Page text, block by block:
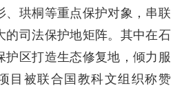
、珙桐等重点保护对象，串联
的司法保护地矩阵。其中在石
护区打造生态修复地，倾力服
目被联合国教科文组织称赞